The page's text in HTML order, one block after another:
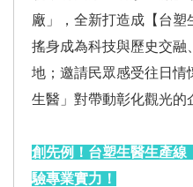
廠」，全新打造成【台
搖身成為科技與歷史交融
地；邀請民眾感受往日情
生醫」對帶動彰化觀光的
創先例！台塑生醫生產線
驗專業實力！